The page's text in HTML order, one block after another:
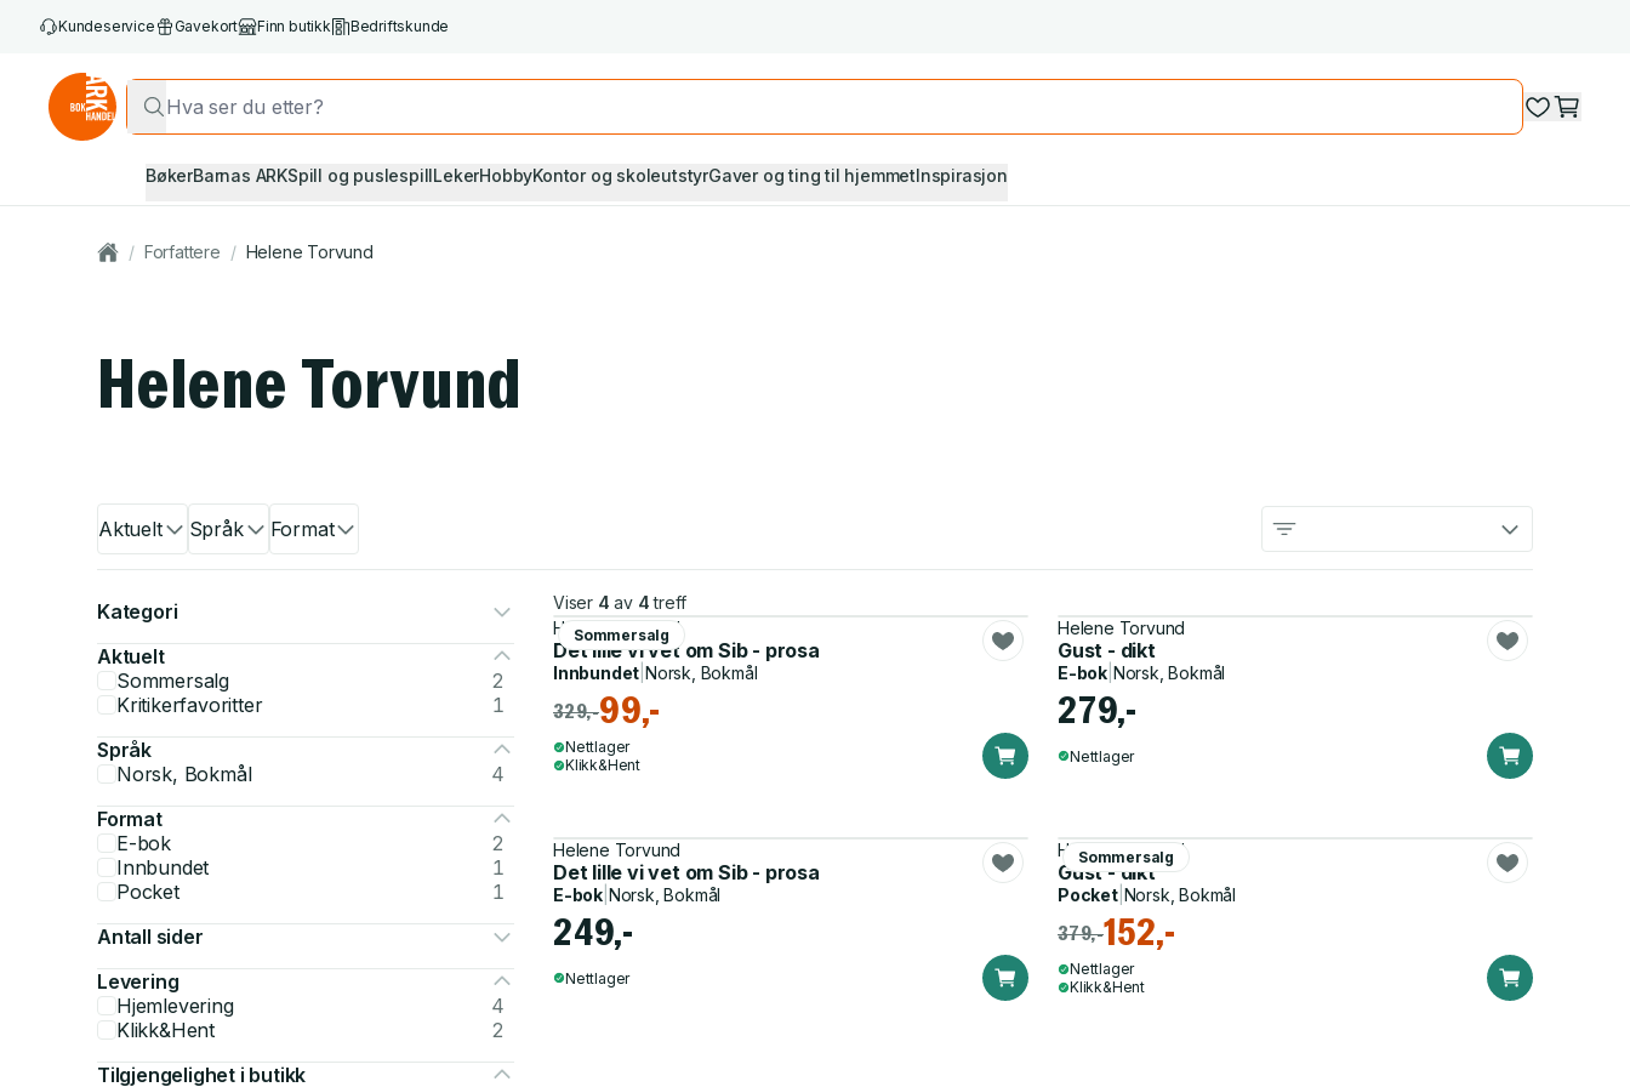
Kundeservice Gavekort Finn butikk Bedriftskunde
BøkerBarnas ARKSpill og puslespillLekerHobbyKontor og skoleutstyrGaver og ting til hjemmetInspirasjon
/ Forfattere / Helene Torvund
Helene Torvund
Aktuelt Språk Format
Kategori
Aktuelt
Sommersalg
2
Kritikerfavoritter
1
Språk
Norsk, Bokmål
4
Format
E-bok
2
Innbundet
1
Pocket
1
Antall sider
Levering
Hjemlevering
4
Klikk&Hent
2
Tilgjengelighet i butikk
Viser 4 av 4 treff
Sommersalg
Helene Torvund
Det lille vi vet om Sib - prosa
Innbundet |Norsk, Bokmål
329,-99,-
Nettlager
Klikk&Hent
Helene Torvund
Gust - dikt
E-bok Norsk, Bokmål
279,-
Nettlager
Helene Torvund
Det lille vi vet om Sib - prosa
E-bok Norsk, Bokmål
249,-
Nettlager
Sommersalg
Helene Torvund
Gust - dikt
Pocket| Norsk, Bokmål
379,-152,-
Nettlager
Klikk&Hent